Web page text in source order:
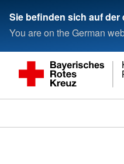
Sie befinden sich auf der
You are on the German